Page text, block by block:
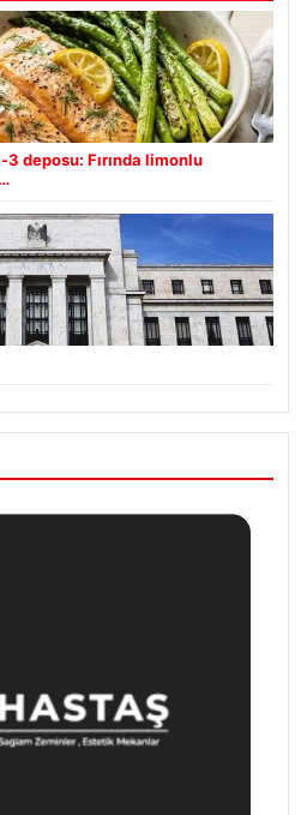
deposu: Fırında limonlu